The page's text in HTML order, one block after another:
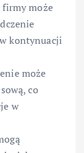
firmy może
kontynuacji
może
co
w